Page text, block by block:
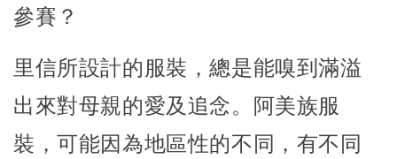
參賽？
里信所設計的服裝，總是能嗅到滿溢
出來對母親的愛及追念。阿美族服
裝，可能因為地區性的不同，有不同